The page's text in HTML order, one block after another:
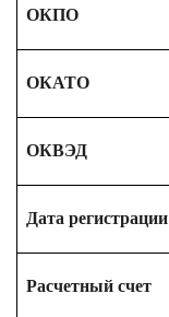
ОКПО
ОКАТО
ОКВЭД
Дата регистрации
Расчетный счет